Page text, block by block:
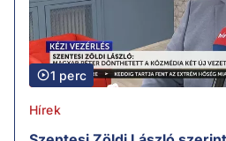
1 perc
Hírek